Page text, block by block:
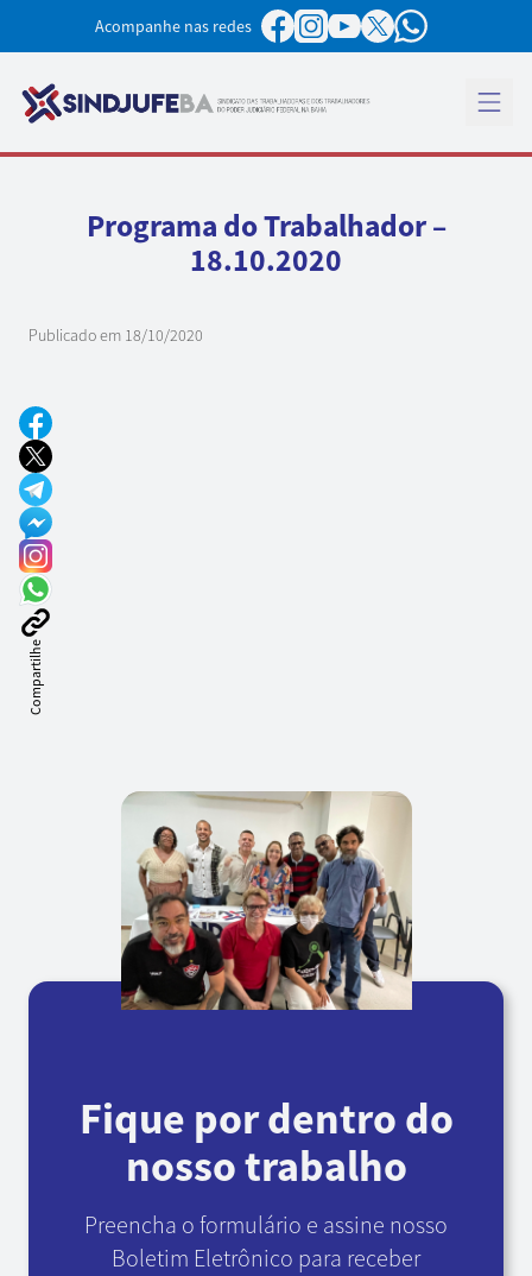
Acompanhe nas redes
Abrir
Programa do Trabalhador –
18.10.2020
Publicado em 18/10/2020
Compartilhe
Fique por dentro do
nosso trabalho
Preencha o formulário e assine nosso
Boletim Eletrônico para receber